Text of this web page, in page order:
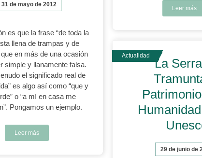
Leer más
31 de mayo de 2012
es que la frase “de toda la
llena de trampas y de
en más de una ocasión
simple y llanamente falsa.
el significado real de
es algo así como “que y
o “a mí en casa me
Pongamos un ejemplo.
Leer más
La
29 de junio de